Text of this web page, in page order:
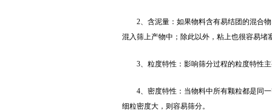
2、含泥量：如果物料含有易结团的混合
混入筛上产物中；除此以外，粘上也很容易堵
3、粒度特性：影响筛分过程的粒度特性
4、密度特性：当物料中所有颗粒都是同
细粒密度大，则容易筛分。